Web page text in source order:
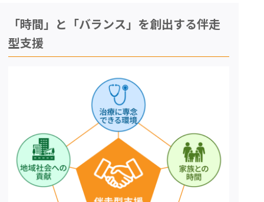
「時間」と「バランス」を創出する伴走
型支援